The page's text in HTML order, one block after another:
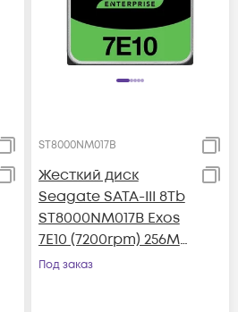
ST8000NM017B
Жесткий диск
Seagate SATA-III 8Tb
ST8000NM017B Exos
7E10 (7200rpm) 256Mb
3.5"
Под заказ